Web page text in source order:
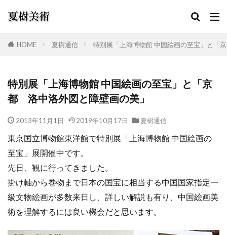
HOME 夏樹通信 特別展「上海博物館 中国絵画の至宝」と「
特別展「上海博物館 中国絵画の至宝」と「京
都 洛中洛外図と障壁画の美」
2013年11月1日 2019年10月17日 夏樹通信
東京国立博物館東洋館で特別展「上海博物館 中国絵画の
至宝」展開催中です。
先日、観に行ってきました。
掛け軸から巻物まで日本の国宝に相当する中国国家指定一
級文物絵画が多数来日し、詳しい解説も有り、中国絵画美
術を理解するには良い機会だと思います。
カテゴリー